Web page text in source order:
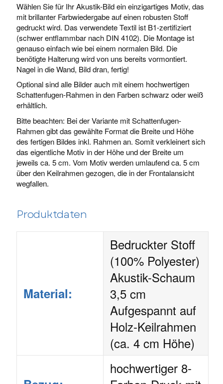
Wählen Sie für Ihr Akustik-Bild ein einzigartiges Motiv, das
mit brillanter Farbwiedergabe auf einen robusten Stoff
gedruckt wird. Das verwendete Textil ist B1-zertifiziert
(schwer entflammbar nach DIN 4102). Die Montage ist
genauso einfach wie bei einem normalen Bild. Die
benötigte Halterung wird von uns bereits vormontiert.
Nagel in die Wand, Bild dran, fertig!
Optional sind alle Bilder auch mit einem hochwertigen
Schattenfugen-Rahmen in den Farben schwarz oder weiß
erhältlich.
Bitte beachten: Bei der Variante mit Schattenfugen-
Rahmen gibt das gewählte Format die Breite und Höhe
des fertigen Bildes inkl. Rahmen an. Somit verkleinert sich
das eigentliche Motiv in der Höhe und der Breite um
jeweils ca. 5 cm. Vom Motiv werden umlaufend ca. 5 cm
über den Keilrahmen gezogen, die in der Frontalansicht
wegfallen.
Produktdaten
Material:
Bedruckter Stoff
(100% Polyester)
Akustik-Schaum
3,5 cm
Aufgespannt auf
Holz-Keilrahmen
(ca. 4 cm Höhe)
hochwertiger 8-